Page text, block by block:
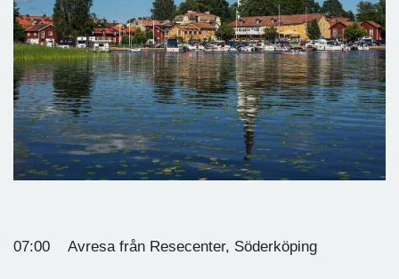
07:00 Avresa från Resecenter, Söderköping